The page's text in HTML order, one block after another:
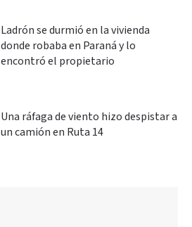
Ladrón se durmió en la vivienda
donde robaba en Paraná y lo
encontró el propietario
Una ráfaga de viento hizo despistar a
un camión en Ruta 14